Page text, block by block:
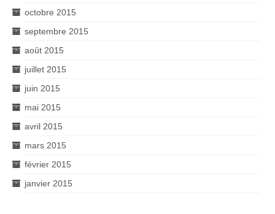
octobre 2015
septembre 2015
août 2015
juillet 2015
juin 2015
mai 2015
avril 2015
mars 2015
février 2015
janvier 2015